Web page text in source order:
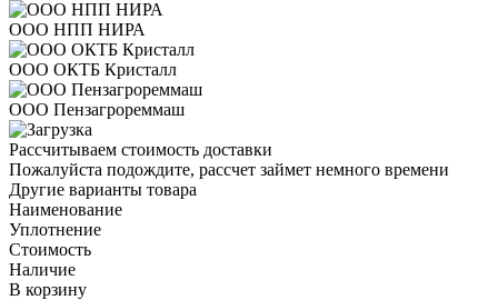
ООО НПП НИРА
ООО ОКТБ Кристалл
ООО Пензагрореммаш
Рассчитываем стоимость доставки
Пожалуйста подождите, рассчет займет немного времени
Другие варианты товара
Наименование
Уплотнение
Стоимость
Наличие
В корзину